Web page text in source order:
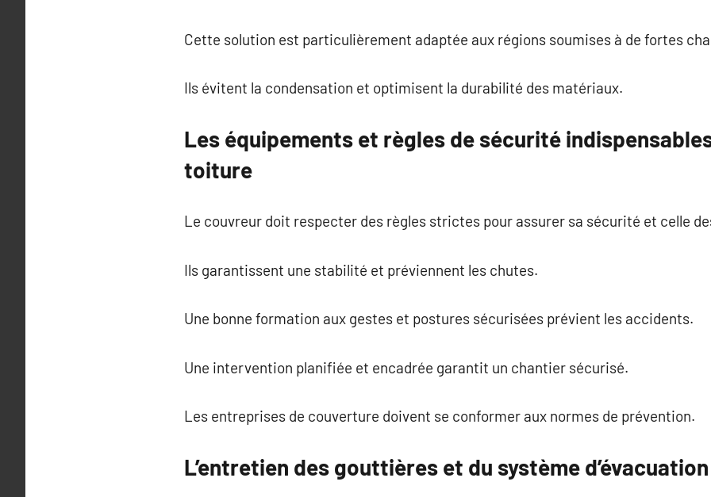
Cette solution est particulièrement adaptée aux régions soumises à de fortes
Ils évitent la condensation et optimisent la durabilité des matériaux.
Les équipements et règles de sécurité
toiture
Le couvreur doit respecter des règles strictes pour assurer sa sécurité et celle
Ils garantissent une stabilité et préviennent les chutes.
Une bonne formation aux gestes et postures sécurisées prévient les accidents.
Une intervention planifiée et encadrée garantit un chantier sécurisé.
Les entreprises de couverture doivent se conformer aux normes de prévention.
L’entretien des gouttières et du système